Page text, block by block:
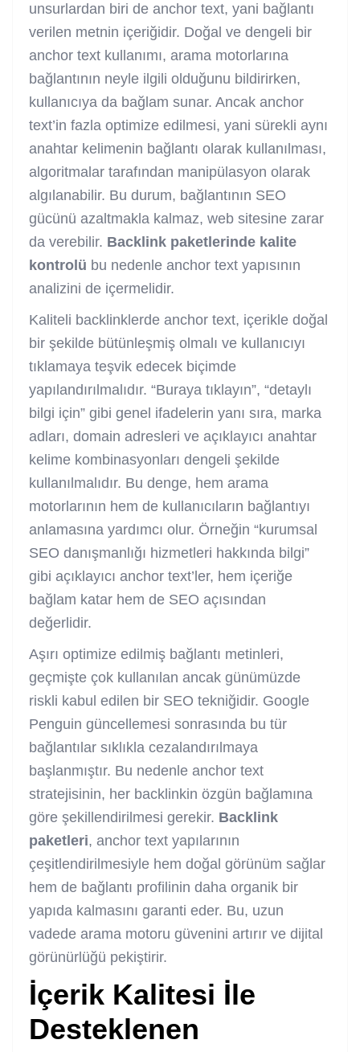
unsurlardan biri de anchor text, yani bağlantı
verilen metnin içeriğidir. Doğal ve dengeli bir
anchor text kullanımı, arama motorlarına
bağlantının neyle ilgili olduğunu bildirirken,
kullanıcıya da bağlam sunar. Ancak anchor
text’in fazla optimize edilmesi, yani sürekli aynı
anahtar kelimenin bağlantı olarak kullanılması,
algoritmalar tarafından manipülasyon olarak
algılanabilir. Bu durum, bağlantının SEO
gücünü azaltmakla kalmaz, web sitesine zarar
da verebilir. Backlink paketlerinde kalite
kontrolü bu nedenle anchor text yapısının
analizini de içermelidir.
Kaliteli backlinklerde anchor text, içerikle doğal
bir şekilde bütünleşmiş olmalı ve kullanıcıyı
tıklamaya teşvik edecek biçimde
yapılandırılmalıdır. “Buraya tıklayın”, “detaylı
bilgi için” gibi genel ifadelerin yanı sıra, marka
adları, domain adresleri ve açıklayıcı anahtar
kelime kombinasyonları dengeli şekilde
kullanılmalıdır. Bu denge, hem arama
motorlarının hem de kullanıcıların bağlantıyı
anlamasına yardımcı olur. Örneğin “kurumsal
SEO danışmanlığı hizmetleri hakkında bilgi”
gibi açıklayıcı anchor text’ler, hem içeriğe
bağlam katar hem de SEO açısından
değerlidir.
Aşırı optimize edilmiş bağlantı metinleri,
geçmişte çok kullanılan ancak günümüzde
riskli kabul edilen bir SEO tekniğidir. Google
Penguin güncellemesi sonrasında bu tür
bağlantılar sıklıkla cezalandırılmaya
başlanmıştır. Bu nedenle anchor text
stratejisinin, her backlinkin özgün bağlamına
göre şekillendirilmesi gerekir. Backlink
paketleri, anchor text yapılarının
çeşitlendirilmesiyle hem doğal görünüm sağlar
hem de bağlantı profilinin daha organik bir
yapıda kalmasını garanti eder. Bu, uzun
vadede arama motoru güvenini artırır ve dijital
görünürlüğü pekiştirir.
İçerik Kalitesi İle
Desteklenen